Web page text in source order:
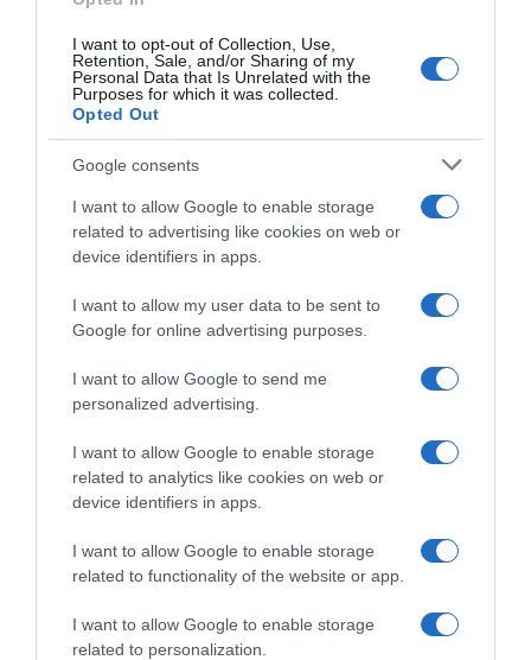
I want to opt-out of Collection, Use,
Retention, Sale, and/or Sharing of my
Personal Data that Is Unrelated with the
Purposes for which it was collected.
Opted Out
Google consents
I want to allow Google to enable storage
related to advertising like cookies on web or
device identifiers in apps.
I want to allow my user data to be sent to
Google for online advertising purposes.
I want to allow Google to send me
personalized advertising.
I want to allow Google to enable storage
related to analytics like cookies on web or
device identifiers in apps.
I want to allow Google to enable storage
related to functionality of the website or app.
I want to allow Google to enable storage
related to personalization.
καταιγίδες.
Τις βραδινές ώρες στη Μακεδονία, τη Θράκη
και τα ανατολικά τμήματα της Θεσσαλίας θα
αναπτυχθούν εκ νέου νεφώσεις και θα
σημειωθούν τοπικές βροχές κυρίως στη
δυτική και την κεντρική Μακεδονία.
διευθύνσεις 3 με 5 και τοπικά στο Αιγαίο 6
Η θερμοκρασία θα σημειώσει μικρή άνοδο
στα ηπειρωτικά. Θα φτάσει
στη νησιωτική χώρα τους 30 με 32 βαθμούς
και στα ηπειρωτικά τους 33 με 35 και τοπικά
36 βαθμούς Κελσίου.
Προσθήκη ως προτεινόμενη
πηγή στην Google